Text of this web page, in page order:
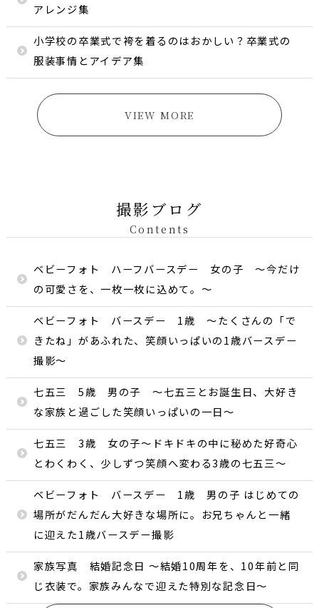
アレンジ集
小学校の卒業式で袴を着るのはおかしい？卒業式の
服装事情とアイデア集
VIEW MORE
撮影ブログ
Contents
ベビーフォト ハーフバースデー 女の子 〜今だけ
の可愛さを、一枚一枚に込めて。〜
ベビーフォト バースデー 1歳 〜たくさんの「で
きたね」があふれた、笑顔いっぱいの1歳バースデー
撮影〜
七五三 5歳 男の子 〜七五三とお誕生日、大好き
な家族と過ごした笑顔いっぱいの一日〜
七五三 3歳 女の子〜ドキドキの中に秘めた好奇心
とわくわく、少しずつ笑顔へ変わる3歳の七五三〜
ベビーフォト バースデー 1歳 男の子 はじめての
場所がだんだん大好きな場所に。お兄ちゃんと一緒
に迎えた1歳バースデー撮影
家族写真 結婚記念日 〜結婚10周年を、10年前と同
じ衣装で。家族みんなで迎えた特別な記念日〜